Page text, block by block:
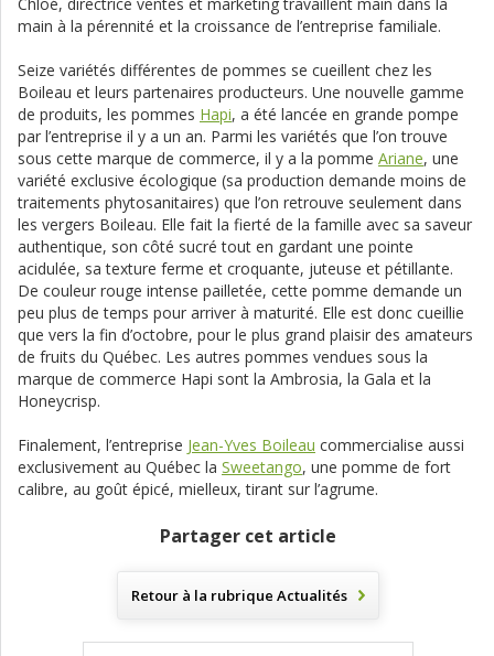
Chloé, directrice ventes et marketing travaillent main dans la
main à la pérennité et la croissance de l’entreprise familiale.
Seize variétés différentes de pommes se cueillent chez les
Boileau et leurs partenaires producteurs. Une nouvelle gamme
de produits, les pommes Hapi, a été lancée en grande pompe
par l’entreprise il y a un an. Parmi les variétés que l’on trouve
sous cette marque de commerce, il y a la pomme Ariane, une
variété exclusive écologique (sa production demande moins de
traitements phytosanitaires) que l’on retrouve seulement dans
les vergers Boileau. Elle fait la fierté de la famille avec sa saveur
authentique, son côté sucré tout en gardant une pointe
acidulée, sa texture ferme et croquante, juteuse et pétillante.
De couleur rouge intense pailletée, cette pomme demande un
peu plus de temps pour arriver à maturité. Elle est donc cueillie
que vers la fin d’octobre, pour le plus grand plaisir des amateurs
de fruits du Québec. Les autres pommes vendues sous la
marque de commerce Hapi sont la Ambrosia, la Gala et la
Honeycrisp.
Finalement, l’entreprise Jean-Yves Boileau commercialise aussi
exclusivement au Québec la Sweetango, une pomme de fort
calibre, au goût épicé, mielleux, tirant sur l’agrume.
Partager cet article
Retour à la rubrique Actualités